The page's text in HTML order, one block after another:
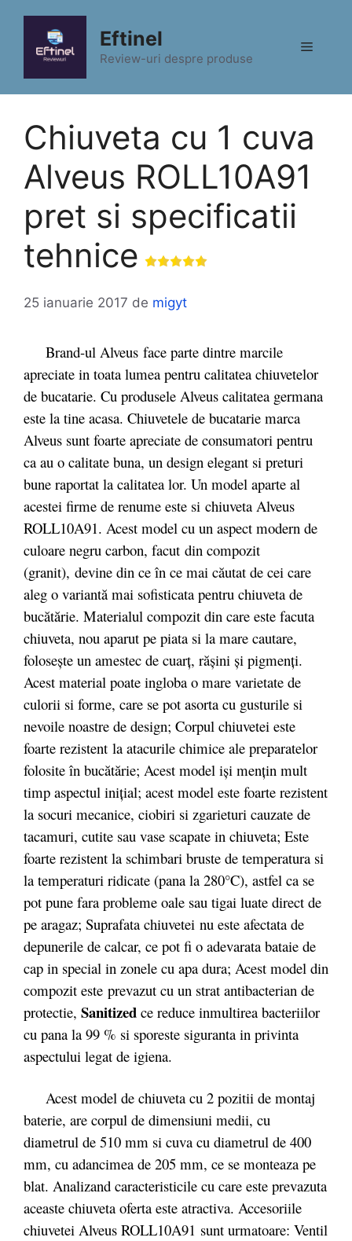
conținut
Eftinel
Review-uri despre produse
Meniu
Chiuveta cu 1 cuva
Alveus ROLL10A91
pret si specificatii
tehnice
25 ianuarie 2017 de migyt
Brand-ul Alveus face parte dintre marcile
apreciate in toata lumea pentru calitatea chiuvetelor
de bucatarie. Cu produsele Alveus calitatea germana
este la tine acasa. Chiuvetele de bucatarie marca
Alveus sunt foarte apreciate de consumatori pentru
ca au o calitate buna, un design elegant si preturi
bune raportat la calitatea lor. Un model aparte al
acestei firme de renume este si chiuveta Alveus
ROLL10A91. Acest model cu un aspect modern de
culoare negru carbon, facut din compozit
(granit), devine din ce în ce mai căutat de cei care
aleg o variantă mai sofisticata pentru chiuveta de
bucătărie. Materialul compozit din care este facuta
chiuveta, nou aparut pe piata si la mare cautare,
folosește un amestec de cuarț, rășini și pigmenți.
Acest material poate ingloba o mare varietate de
culorii si forme, care se pot asorta cu gusturile si
nevoile noastre de design; Corpul chiuvetei este
foarte rezistent la atacurile chimice ale preparatelor
folosite în bucătărie; Acest model iși mențin mult
timp aspectul inițial; acest model este foarte rezistent
la socuri mecanice, ciobiri si zgarieturi cauzate de
tacamuri, cutite sau vase scapate in chiuveta; Este
foarte rezistent la schimbari bruste de temperatura si
la temperaturi ridicate (pana la 280°C), astfel ca se
pot pune fara probleme oale sau tigai luate direct de
pe aragaz; Suprafata chiuvetei nu este afectata de
depunerile de calcar, ce pot fi o adevarata bataie de
cap in special in zonele cu apa dura; Acest model din
compozit este prevazut cu un strat antibacterian de
protectie, Sanitized ce reduce inmultirea bacteriilor
cu pana la 99 % si sporeste siguranta in privinta
aspectului legat de igiena.
Acest model de chiuveta cu 2 pozitii de montaj
baterie, are corpul de dimensiuni medii, cu
diametrul de 510 mm si cuva cu diametrul de 400
mm, cu adancimea de 205 mm, ce se monteaza pe
blat. Analizand caracteristicile cu care este prevazuta
aceaste chiuveta oferta este atractiva. Accesoriile
chiuvetei Alveus ROLL10A91 sunt urmatoare: Ventil